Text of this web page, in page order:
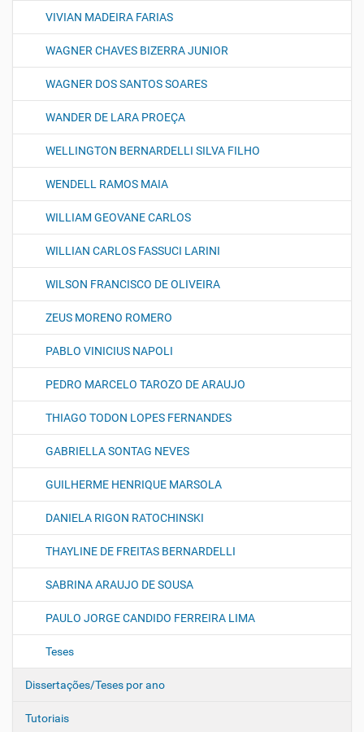
VIVIAN MADEIRA FARIAS
WAGNER CHAVES BIZERRA JUNIOR
WAGNER DOS SANTOS SOARES
WANDER DE LARA PROEÇA
WELLINGTON BERNARDELLI SILVA FILHO
WENDELL RAMOS MAIA
WILLIAM GEOVANE CARLOS
WILLIAN CARLOS FASSUCI LARINI
WILSON FRANCISCO DE OLIVEIRA
ZEUS MORENO ROMERO
PABLO VINICIUS NAPOLI
PEDRO MARCELO TAROZO DE ARAUJO
THIAGO TODON LOPES FERNANDES
GABRIELLA SONTAG NEVES
GUILHERME HENRIQUE MARSOLA
DANIELA RIGON RATOCHINSKI
THAYLINE DE FREITAS BERNARDELLI
SABRINA ARAUJO DE SOUSA
PAULO JORGE CANDIDO FERREIRA LIMA
Teses
Dissertações/Teses por ano
Tutoriais